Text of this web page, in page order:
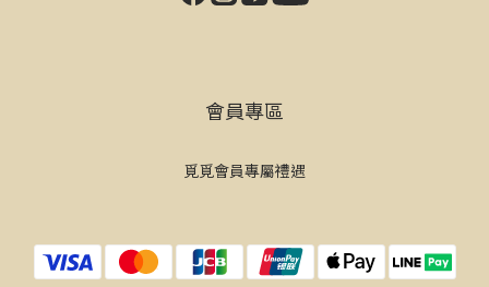
會員專區
覓覓會員專屬禮遇